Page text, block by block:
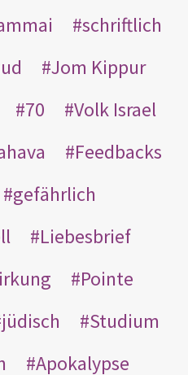
schriftlich
Jom Kippur
70
Volk Israel
Feedbacks
gefährlich
Liebesbrief
Pointe
jüdisch
Studium
Apokalypse